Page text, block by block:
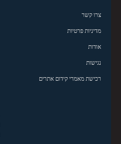
צרו קשר
מדיניות פרטיות
אודות
נגישות
רכישת מאמרי קידום אתרים